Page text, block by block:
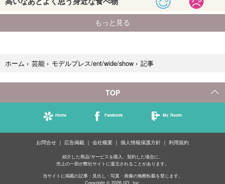
ホーム › 芸能 › モデルプレス/ent/wide/show › 記事
TOP
Home Facebook My Room
お問合せ 広告掲載 会社概要 個人情報保護方針 利用規約
紹介した商品/サービスを購入、契約した場合に、
売上の一部が弊社サイトに還元されることがあります。
当サイトに掲載の記事・見出し・写真・画像の無断転載を禁じます。